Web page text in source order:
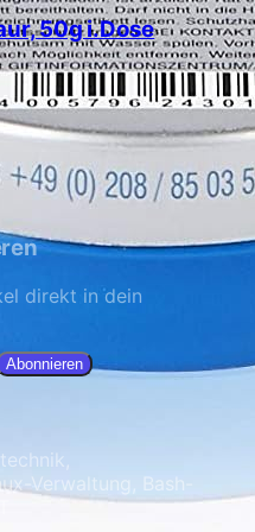
50g i.Dose
direkt in dein
Abonnieren
Verwaltung, Bash-